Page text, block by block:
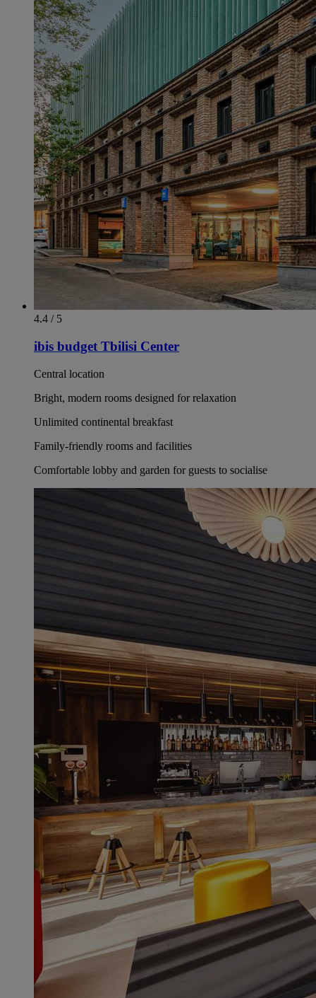
4.4 / 5
ibis budget Tbilisi Center
Central location
Bright, modern rooms designed for relaxation
Unlimited continental breakfast
Family-friendly rooms and facilities
Comfortable lobby and garden for guests to socialise